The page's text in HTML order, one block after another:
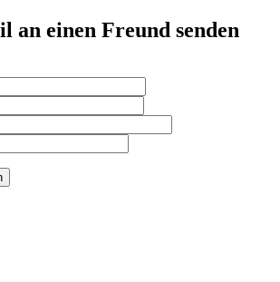
an einen Freund senden